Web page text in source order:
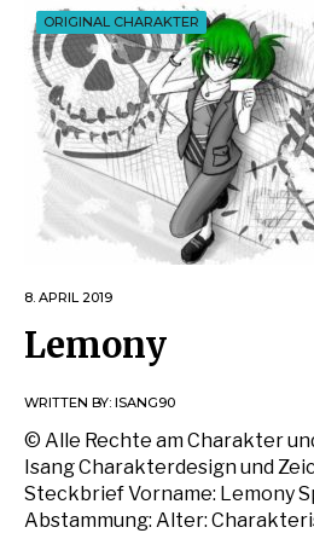
ORIGINAL CHARAKTER
8. APRIL 2019
Lemony
WRITTEN BY: ISANG90
© Alle Rechte am Charakter
Isang Charakterdesign und
Steckbrief Vorname: Lemony
Abstammung: Alter: